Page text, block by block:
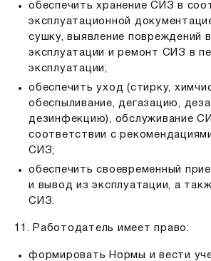
обеспечить хранение СИЗ в
эксплуатационной
сушку, выявление повреждений
эксплуатации и ремонт СИЗ в
эксплуатации;
обеспечить уход (стирку,
обеспыливание, дегазацию,
дезинфекцию), обслуживание
соответствии с
СИЗ;
обеспечить своевременный
и вывод из эксплуатации, а
СИЗ.
11. Работодатель имеет право:
формировать Нормы и вести